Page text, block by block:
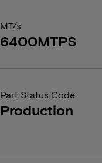
MT/s
6400MTPS
Part Status Code
Production